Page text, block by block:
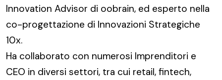
Innovation Advisor di oobrain, ed esperto nella
co-progettazione di Innovazioni Strategiche
10x.
Ha collaborato con numerosi Imprenditori e
CEO in diversi settori, tra cui retail, fintech,